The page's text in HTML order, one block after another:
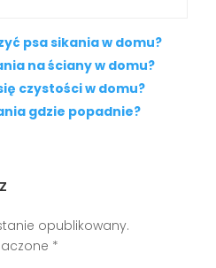
psa sikania w domu?
na ściany w domu?
czystości w domu?
gdzie popadnie?
opublikowany.
*